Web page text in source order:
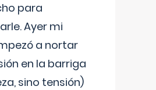
para
Ayer mi
a nortar
en la barriga
sino tensión)